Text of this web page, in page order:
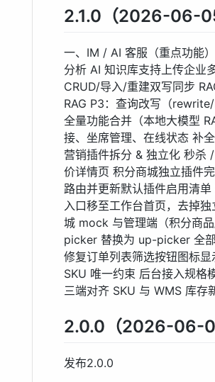
2.1.0（2026-06-
一、IM / AI 客服（重点功能
分析 AI 知识库支持上传企业
CRUD/导入/重建双写同步
RAG P3：查询改写（
全量功能合并（本地大模型
接、坐席管理、在线状态 补
营销插件拆分 & 独立化 秒杀
价详情页 积分商城独立插件
路由并更新默认插件启用清
入口移至工作台首页，去掉
城 mock 与管理端（积分商
picker 替换为 up-picker 全
修复订单列表筛选按钮图标
SKU 唯一约束 后台接入规格
三端对齐 SKU 与 WMS 库存
2.0.0（2026-06-
发布2.0.0